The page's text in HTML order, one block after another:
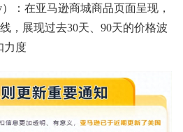
：在亚马逊商城商品页面呈现，
，展现过去30天、90天的价格波
力度